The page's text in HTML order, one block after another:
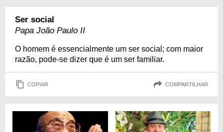
Ser social
Papa João Paulo II
O homem é essencialmente um ser social; com maior
razão, pode-se dizer que é um ser familiar.
COPIAR COMPARTILHAR